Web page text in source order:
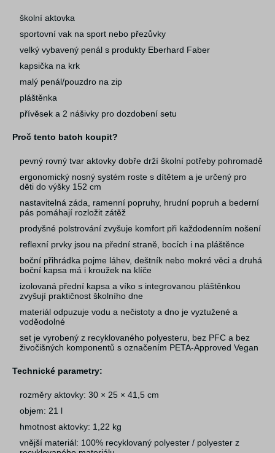
školní aktovka
sportovní vak na sport nebo přezůvky
velký vybavený penál s produkty Eberhard Faber
kapsička na krk
malý penál/pouzdro na zip
pláštěnka
přívěsek a 2 nášivky pro dozdobení setu
Proč tento batoh koupit?
pevný rovný tvar aktovky dobře drží školní potřeby pohromadě
ergonomický nosný systém roste s dítětem a je určený pro
děti do výšky 152 cm
nastavitelná záda, ramenní popruhy, hrudní popruh a bederní
pás pomáhají rozložit zátěž
prodyšné polstrování zvyšuje komfort při každodenním nošení
reflexní prvky jsou na přední straně, bocích i na pláštěnce
boční přihrádka pojme láhev, deštník nebo mokré věci a druhá
boční kapsa má i kroužek na klíče
izolovaná přední kapsa a víko s integrovanou pláštěnkou
zvyšují praktičnost školního dne
materiál odpuzuje vodu a nečistoty a dno je vyztužené a
voděodolné
set je vyrobený z recyklovaného polyesteru, bez PFC a bez
živočišných komponentů s označením PETA-Approved Vegan
Technické parametry:
rozměry aktovky: 30 × 25 × 41,5 cm
objem: 21 l
hmotnost aktovky: 1,22 kg
vnější materiál: 100% recyklovaný polyester / polyester z